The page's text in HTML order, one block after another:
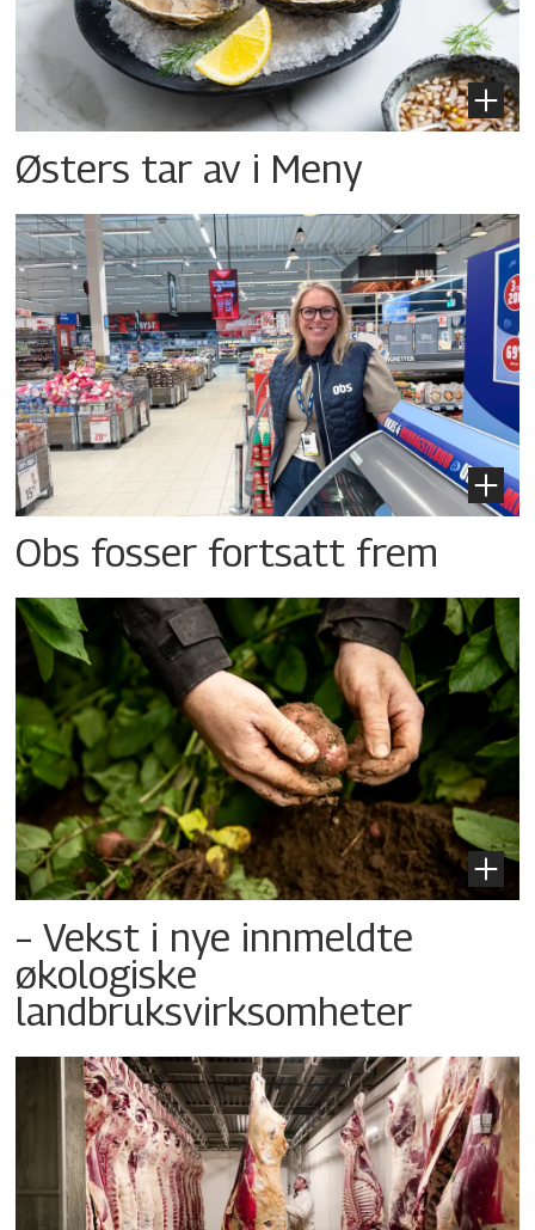
Østers tar av i Meny
Obs fosser fortsatt frem
– Vekst i nye innmeldte
økologiske
landbruksvirksomheter